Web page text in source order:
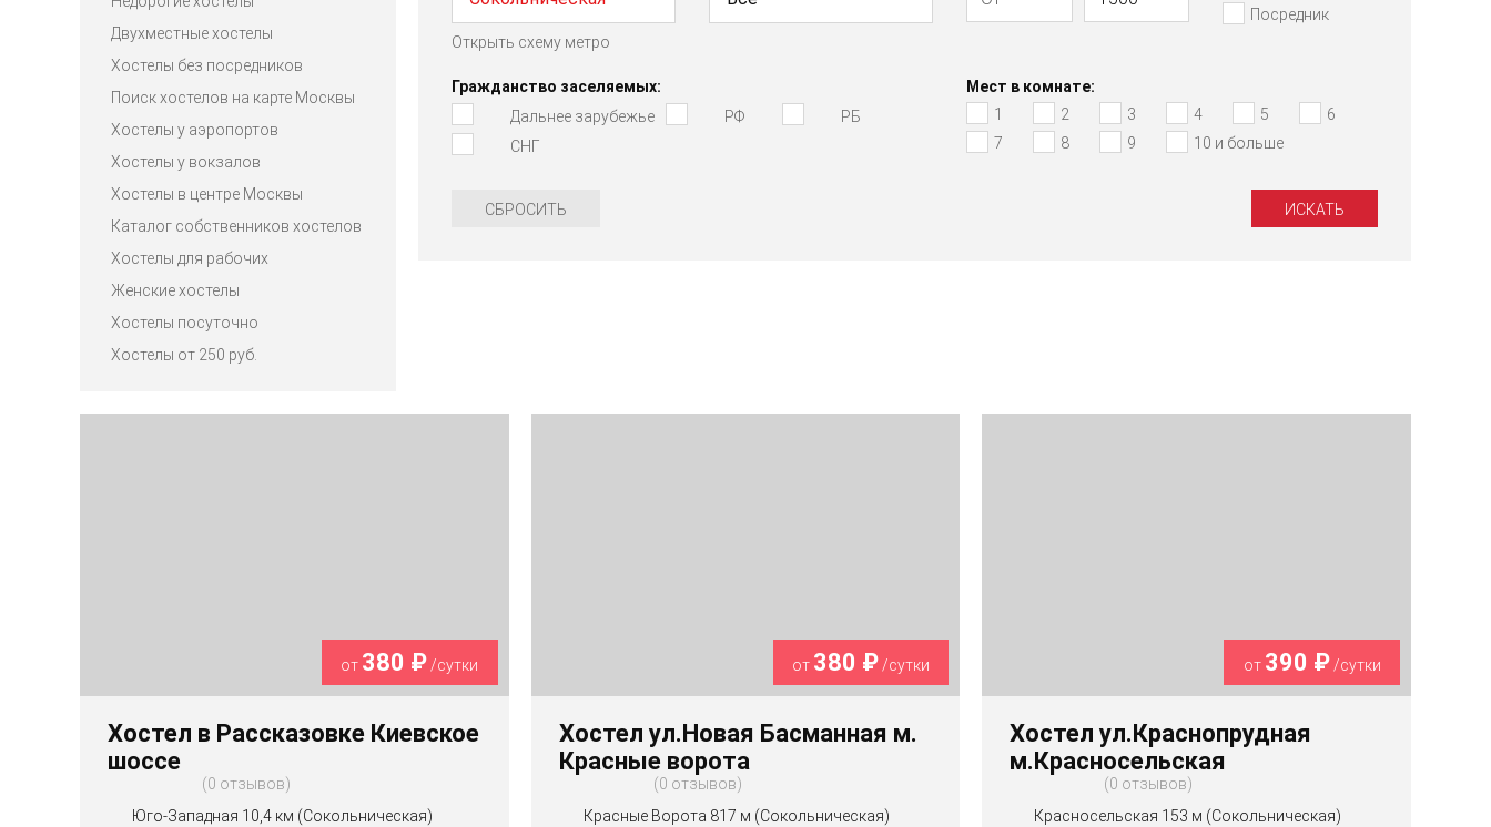
Двухместные хостелы
Хостелы без посредников
Поиск хостелов на карте Москвы
Хостелы у аэропортов
Хостелы у вокзалов
Хостелы в центре Москвы
Каталог собственников хостелов
Хостелы для рабочих
Женские хостелы
Хостелы посуточно
Хостелы от 250 руб.
Открыть схему метро
Посредник
Гражданство заселяемых:
Дальнее зарубежье
РФ
РБ
СНГ
Мест в комнате:
1
2 3 4 5
6
7
8 9 10 и больше
СБРОСИТЬ
от 380 ₽ /сутки
Хостел в Рассказовке Киевское
шоссе
0 отзывов
Юго-Западная 10,4 км (Сокольническая)
от 380 ₽ /сутки
Хостел ул.Новая Басманная м.
Красные ворота
0 отзывов
Красные Ворота 817 м (Сокольническая)
от 390 ₽/сутки
Хостел ул.Краснопрудная
м.Красносельская
0 отзывов
Красносельская 153 м (Сокольническая)